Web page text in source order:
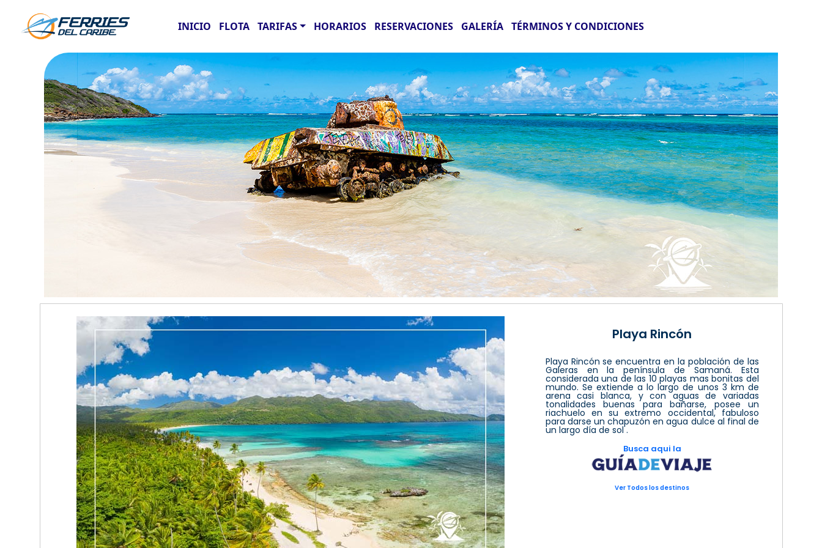
INICIO FLOTA TARIFAS HORARIOS RESERVACIONES GALERÍA TÉRMINOS Y CONDICIONES
Playa Rincón
Playa Rincón se encuentra en la población de las
Galeras en la península de Samaná. Esta
considerada una de las 10 playas mas bonitas del
mundo. Se extiende a lo largo de unos 3 km de
arena casi blanca, y con aguas de variadas
tonalidades buenas para bañarse, posee un
riachuelo en su extremo occidental, fabuloso
para darse un chapuzón en agua dulce al final de
un largo día de sol .
Busca aqui la
Ver Todos los destinos